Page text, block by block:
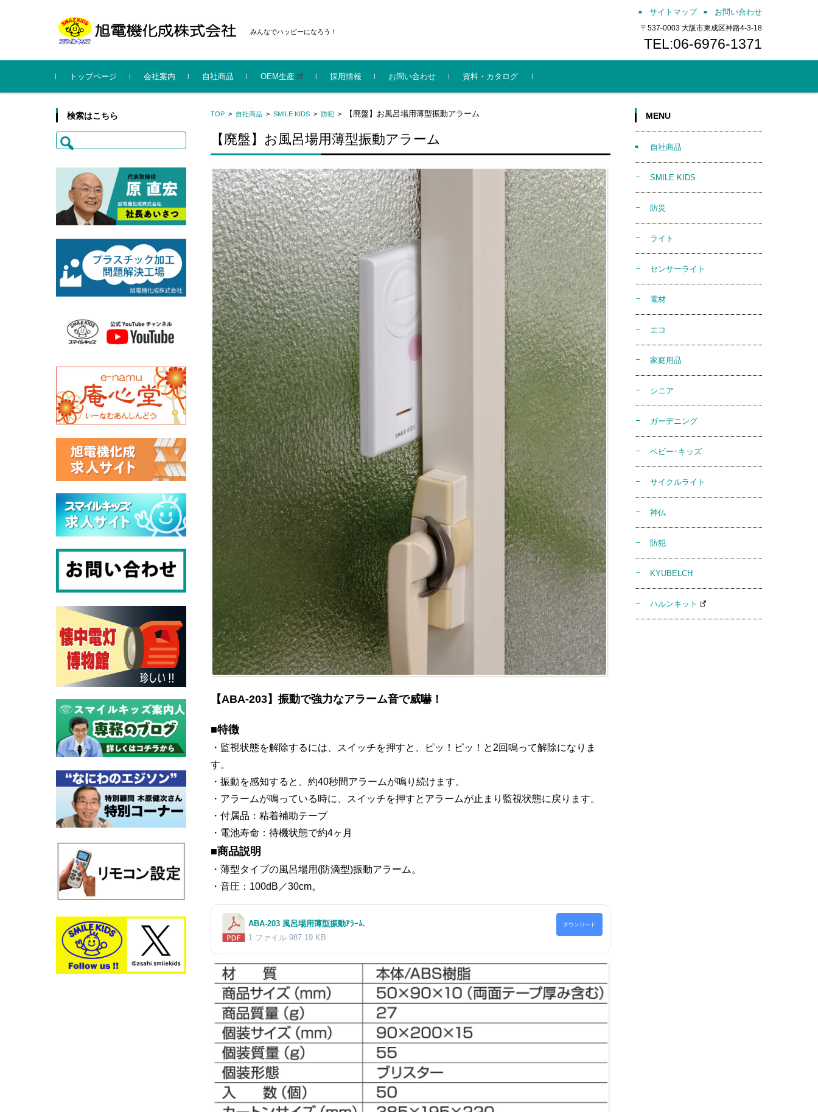
みんなでハッピーになろう！
サイトマップ お問い合わせ
〒537-0003 大阪市東成区神路4-3-18
TEL:06-6976-1371
コンテンツに移動
トップページ
会社案内
概要更新（2025.9）
案内パンフレット
自社商品 OEM生産 採用情報 お問い合わせ 資料・カタログ
TOP > 自社商品 >SMILE KIDS >防犯 > 【廃盤】お風呂場用薄型振動アラーム
【廃盤】お風呂場用薄型振動アラーム
【ABA-203】振動で強力なアラーム音で威嚇！
■特徴
・監視状態を解除するには、スイッチを押すと、ピッ！ピッ！と2回鳴って解除になりま
す。
・振動を感知すると、約40秒間アラームが鳴り続けます。
・アラームが鳴っている時に、スイッチを押すとアラームが止まり監視状態に戻ります。
・付属品：粘着補助テープ
・電池寿命：待機状態で約4ヶ月
■商品説明
・薄型タイプの風呂場用(防滴型)振動アラーム。
・音圧：100dB／30cm。
ABA-203 風呂場用薄型振動ｱﾗｰﾑ.
1 ファイル 987.19 KB
ダウンロード
検索はこちら
検
索:
MENU
自社商品
SMILE KIDS
防災
ライト
センサーライト
電材
エコ
家庭用品
シニア
ガーデニング
ベビー･キッズ
サイクルライト
神仏
防犯
KYUBELCH
ハルンキット